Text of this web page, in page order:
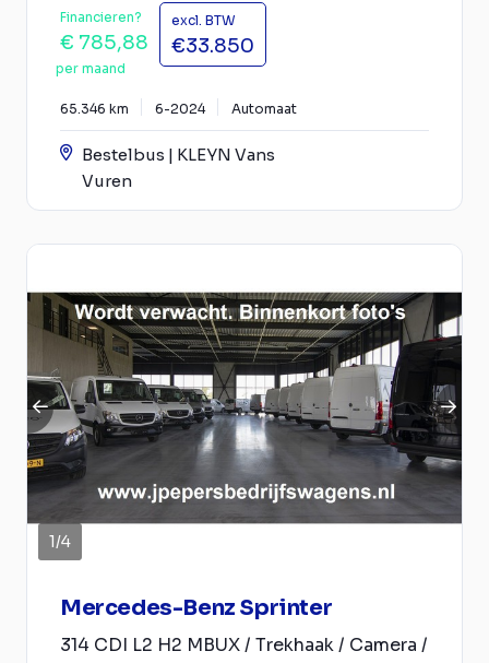
Financieren?
€ 785,88
per maand
excl. BTW
€33.850
65.346 km 6-2024 Automaat
Bestelbus | KLEYN Vans
Vuren
1/4
Mercedes-Benz Sprinter
314 CDI L2 H2 MBUX / Trekhaak / Camera /